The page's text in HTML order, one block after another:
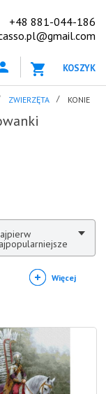
+48 881-044-186
KOSZYK
ZWIERZĘTA KONIE
Więcej